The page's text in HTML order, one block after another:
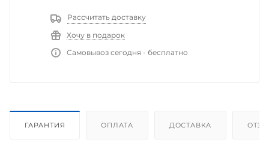
Рассчитать доставку
Хочу в подарок
Самовывоз сегодня - бесплатно
ГАРАНТИЯ ОПЛАТА ДОСТАВКА